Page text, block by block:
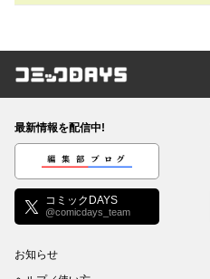
コミックDAYS
最新情報を配信中!
編集部ブログ
コミックDAYS
@comicdays_team
お知らせ